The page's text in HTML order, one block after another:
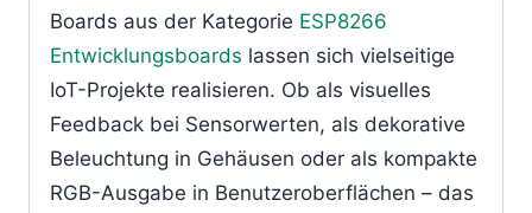
Boards aus der Kategorie ESP8266
Entwicklungsboards lassen sich vielseitige
IoT-Projekte realisieren. Ob als visuelles
Feedback bei Sensorwerten, als dekorative
Beleuchtung in Gehäusen oder als kompakte
RGB-Ausgabe in Benutzeroberflächen – das